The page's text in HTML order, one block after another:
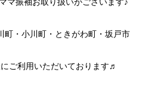
町・小川町・ときがわ町・坂戸市
ご利用いただいております♬